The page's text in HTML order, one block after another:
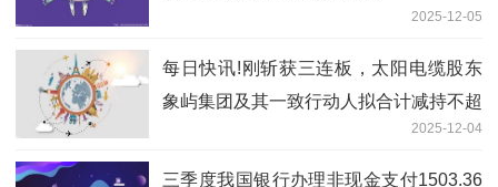
2025-12-05
每日快讯!刚斩获三连板，太阳电缆股东
象屿集团及其一致行动人拟合计减持不超
2025-12-04
三季度我国银行办理非现金支付1503.36